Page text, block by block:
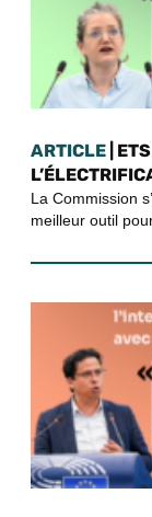
ARTICLE |
La Commission
meilleur outil